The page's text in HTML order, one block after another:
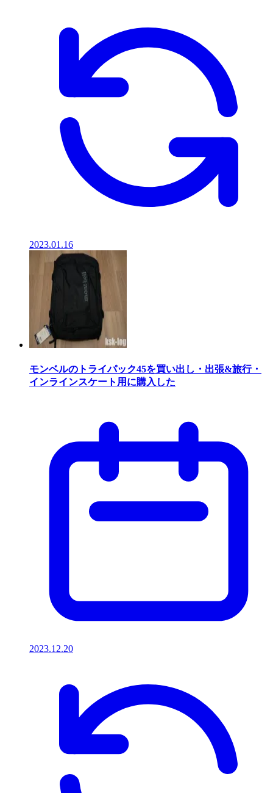
2023.01.16
モンベルのトライパック45を買い出し・出張&旅行・
インラインスケート用に購入した
2023.12.20